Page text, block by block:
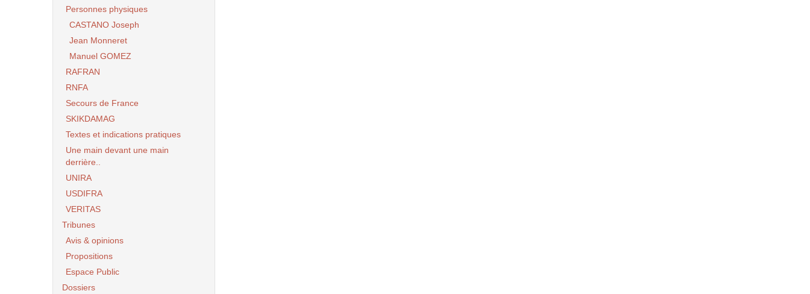
Personnes physiques
CASTANO Joseph
Jean Monneret
Manuel GOMEZ
RAFRAN
RNFA
Secours de France
SKIKDAMAG
Textes et indications pratiques
Une main devant une main
derrière..
UNIRA
USDIFRA
VERITAS
Tribunes
Avis & opinions
Propositions
Espace Public
Dossiers